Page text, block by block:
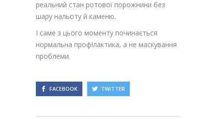
реальний стан ротової порожнини без
шару нальоту й каменю.
І саме з цього моменту починається
нормальна профілактика, а не маскування
проблеми.
FACEBOOK TWITTER